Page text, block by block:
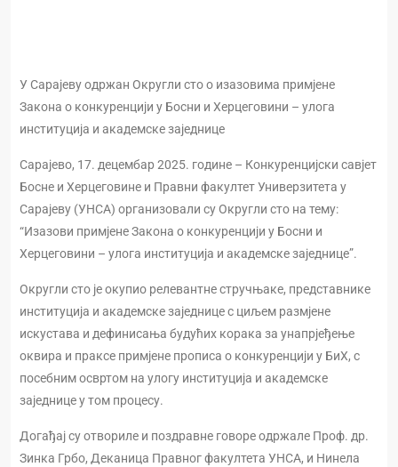
У Сарајеву одржан Округли сто о изазовима примјене
Закона о конкуренцији у Босни и Херцеговини – улога
институција и академске заједнице
Сарајево, 17. децембар 2025. године – Конкуренцијски савјет
Босне и Херцеговине и Правни факултет Универзитета у
Сарајеву (УНСА) организовали су Округли сто на тему:
“Изазови примјене Закона о конкуренцији у Босни и
Херцеговини – улога институција и академске заједнице”.
Округли сто је окупио релевантне стручњаке, представнике
институција и академске заједнице с циљем размјене
искустава и дефинисања будућих корака за унапрјеђење
оквира и праксе примјене прописа о конкуренцији у БиХ, с
посебним освртом на улогу институција и академске
заједнице у том процесу.
Догађај су отвориле и поздравне говоре одржале Проф. др.
Зинка Грбо, Деканица Правног факултета УНСА, и Нинела